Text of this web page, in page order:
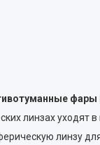
линзах уходят
линзу